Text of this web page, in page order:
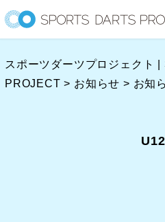
内
容
ス
キ
スポーツダーツプロジェクト
PROJECT > お知らせ > お知
U12